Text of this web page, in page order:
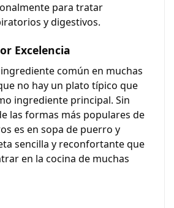
para tratar
y digestivos.
Excelencia
común en muchas
no hay un plato típico que
ingrediente principal. Sin
las formas más populares de
es en sopa de puerro y
sencilla y reconfortante que
en la cocina de muchas